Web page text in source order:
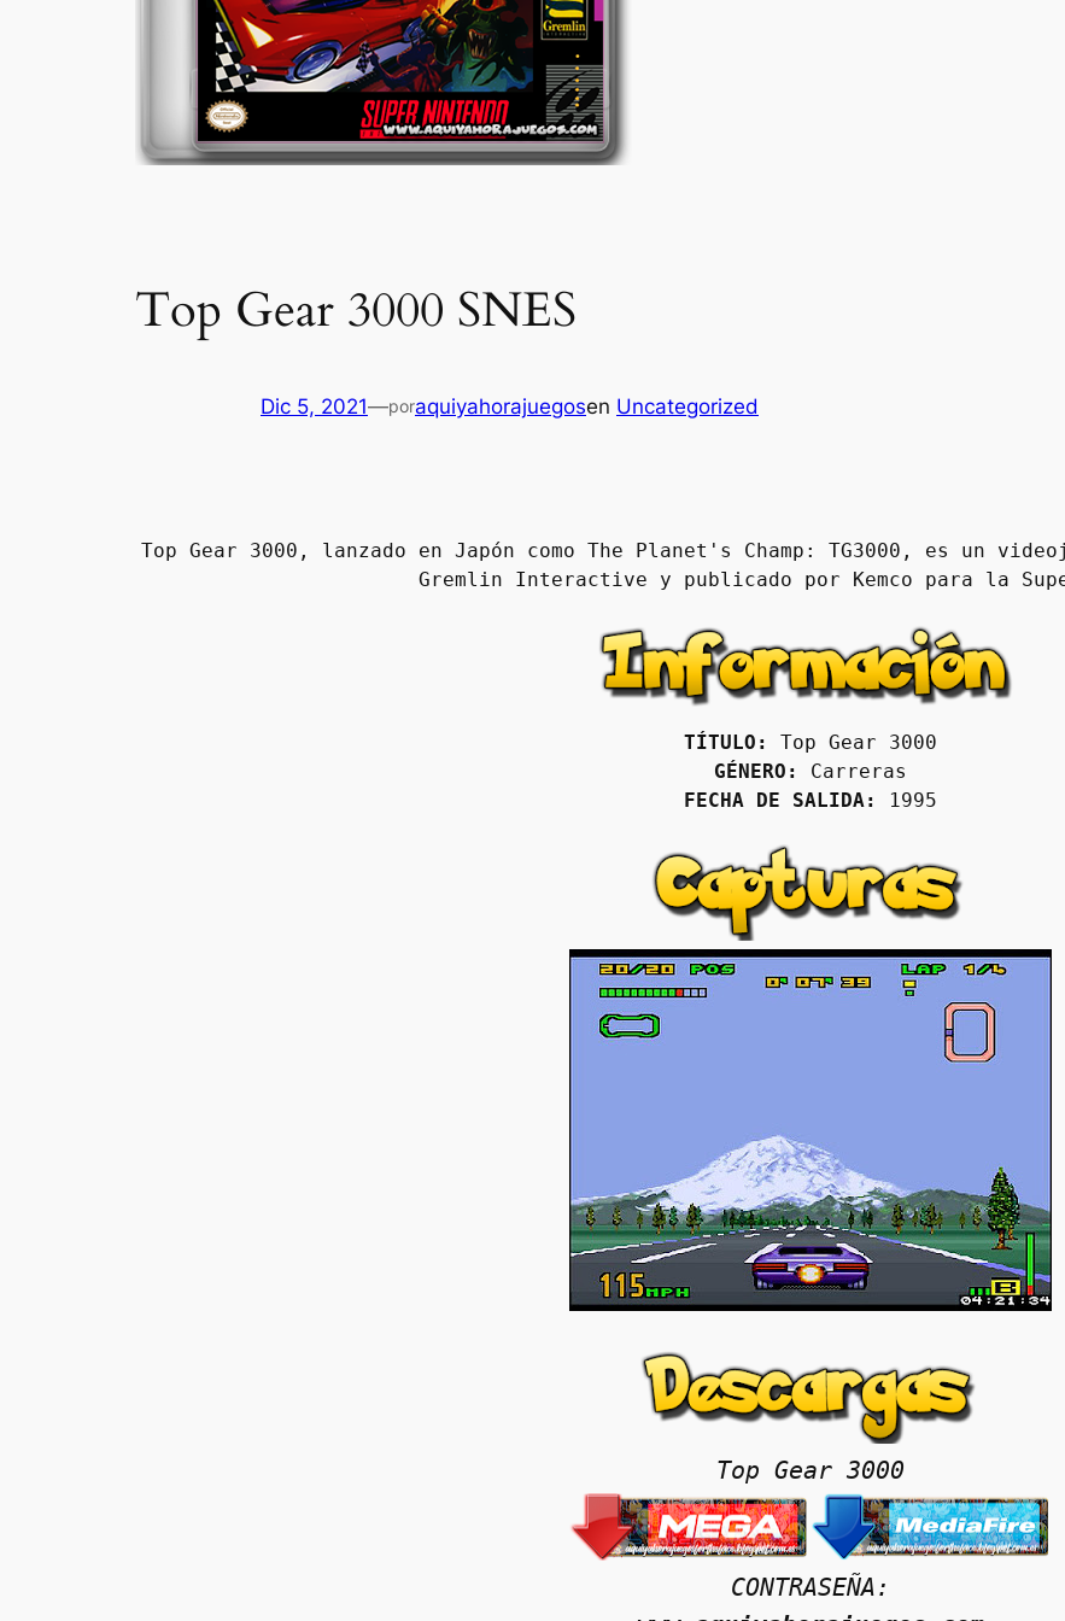
Top Gear 3000 SNES
Dic 5, 2021—poraquiyahorajuegosen Uncategorized
Top Gear 3000, lanzado en Japón como The Planet's Champ: TG3000, es un
Gremlin Interactive y publicado por Kemco para la
TÍTULO:
Top Gear 3000
GÉNERO:
Carreras
FECHA DE SALIDA:
1995
Top Gear 3000
CONTRASEÑA: